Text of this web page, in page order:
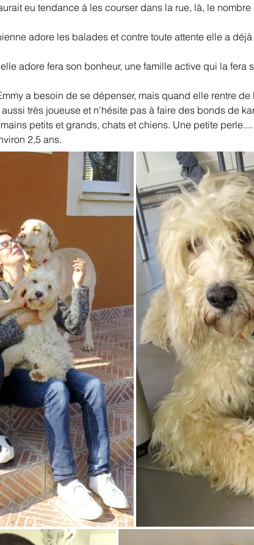
eu tendance à les courser dans la rue, là, le
adore les balades et contre toute attente elle a
adore fera son bonheur, une famille active qui la fera
a besoin de se dépenser, mais quand elle rentre
très joueuse et n'hésite pas à faire des bonds de
petits et grands, chats et chiens. Une petite perle....
2,5 ans.